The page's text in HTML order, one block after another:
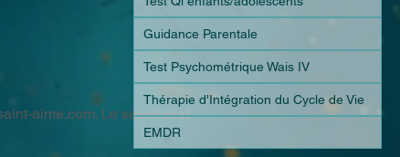
Guidance Parentale
Test Psychométrique Wais IV
Thérapie d'Intégration du Cycle de Vie
EMDR
aime.com. Le secrétariat